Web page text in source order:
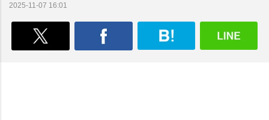
2025-11-07 16:01